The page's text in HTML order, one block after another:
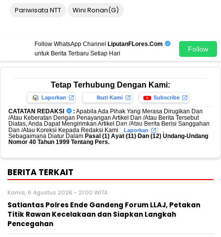
Pariwisata NTT Wini Ronan(g)
Follow WhatsApp Channel
LiputanFLores.Com
untuk Berita Terbaru Setiap Hari
Follow
Tetap Terhubung Dengan Kami:
Laporkan Ikuti Kami Subscribe
CATATAN REDAKSI : Apabila Ada Pihak Yang Merasa Dirugikan Dan
/Atau Keberatan Dengan Penayangan Artikel Dan /Atau Berita Tersebut
Diatas, Anda Dapat Mengirimkan Artikel Dan /Atau Berita Berisi Sanggahan
Dan /Atau Koreksi Kepada Redaksi Kami
Laporkan
,
Sebagaimana Diatur Dalam Pasal (1) Ayat (11) Dan (12) Undang-Undang
Nomor 40 Tahun 1999 Tentang Pers.
BERITA TERKAIT
Kamis, 6 Agustus 2026 - 21:00 WITA
Satlantas Polres Ende Gandeng Forum LLAJ, Petakan
Titik Rawan Kecelakaan dan Siapkan Langkah
Pencegahan